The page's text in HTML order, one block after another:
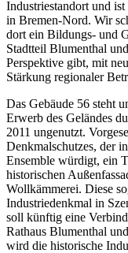
Industriestandort und
in Bremen-Nord. Wir
dort ein Bildungs- und
Stadtteil Blumenthal
Perspektive gibt, mit
Stärkung regionaler
Das Gebäude 56 steht
Erwerb des Geländes
2011 ungenutzt.
Denkmalschutzes, der
Ensemble würdigt, ein
historischen
Wollkämmerei. Diese
Industriedenkmal in
soll künftig eine
Rathaus Blumenthal
wird die historische